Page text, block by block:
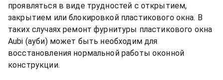
проявляться в виде трудностей с открытием,
закрытием или блокировкой пластикового окна. В
таких случаях ремонт фурнитуры пластикового окна
Aubi (ауби) может быть необходим для
восстановления нормальной работы оконной
конструкции.